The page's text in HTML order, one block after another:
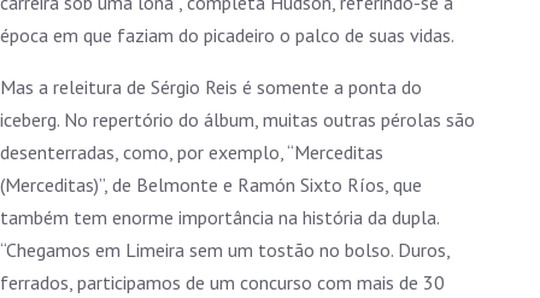
época em que faziam do picadeiro o palco de suas vidas.
Mas a releitura de Sérgio Reis é somente a ponta do
iceberg. No repertório do álbum, muitas outras pérolas são
desenterradas, como, por exemplo, “Merceditas
(Merceditas)”, de Belmonte e Ramón Sixto Ríos, que
também tem enorme importância na história da dupla.
“Chegamos em Limeira sem um tostão no bolso. Duros,
ferrados, participamos de um concurso com mais de 30